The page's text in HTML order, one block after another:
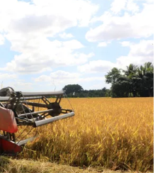
Shorts video
VTV Thể thao
Bất động sản
Tấm lòng Việt